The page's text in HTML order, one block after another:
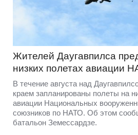
Жителей Даугавпилса
низких полетах авиации
В течение августа над
краем запланированы полеты на
авиации Национальных
союзников по НАТО. Об этом
батальон Земессардзе.